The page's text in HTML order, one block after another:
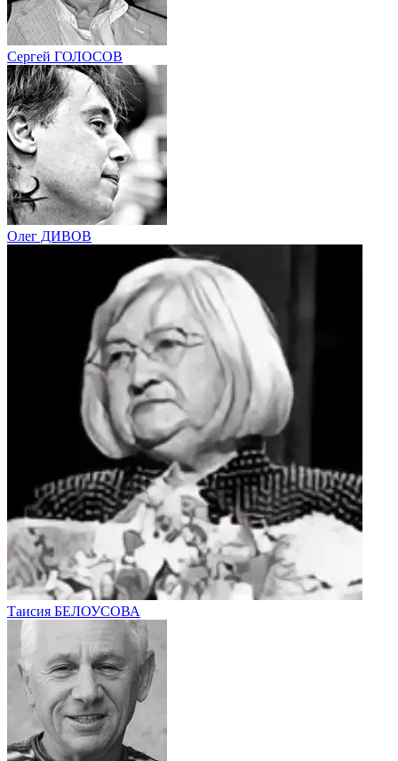
Сергей ГОЛОСОВ
Олег ДИВОВ
Таисия БЕЛОУСОВА